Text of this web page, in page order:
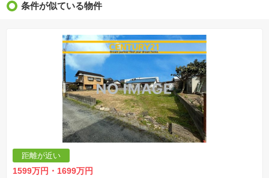
※価格更新：物件価格が変更された日から１週間表示されます。
※建築条件土地の情報内に掲載されている、建物プラン例は、土地購入者の設計プランの参考
の一例であって、プランの採用可否は任意です。
※土地（建築条件なし）で「建物プラン例」が表記してある時、そのプラン例は特定の建築請
負会社によるもので、当該建築請負会社以外で建てた場合、同様のものが同価格で建てられる
とは限りません。また建築請負会社を特定するものではありません。
※建築条件付き土地とは、その土地に建築する建物の建築請負契約が、一定期間内に成立する
ことを条件として売買される土地のことをいいます。建築請負契約成立に向けて設計プランを
協議するため、土地購入者が自己の希望する建物の設計協議をするために必要な相当の期間の
交渉期間が設定され、その期間内で希望を満たすプランが実現できたかどうかにより結論を出
します。なお、この期間は概ね3ヶ月程度とされています。納得のいくプランが出来ず、建築請
負契約が成立しない場合、土地売買契約は白紙に戻り、土地契約にかかった代金（土地代金、
手付金など）は名目のいかんに関わらず、全て返却されます。
※課税対象物件の「価格」や「費用等」は消費税込みの「総額表示」で統一しています。
※「本体価格」とは、課税対象物件においては「消費税を除いた建物価格」と「土地価格」の
合計額を指します。
表示されておりません。
条件が似ている物件
距離が近い
1599万円・1699万円